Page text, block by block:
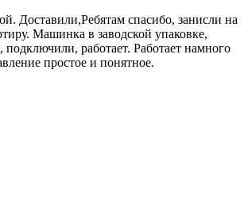
Доставили,Ребятам спасибо, занисли на
Машинка в заводской упаковке,
подключили, работает. Работает намного
простое и понятное.